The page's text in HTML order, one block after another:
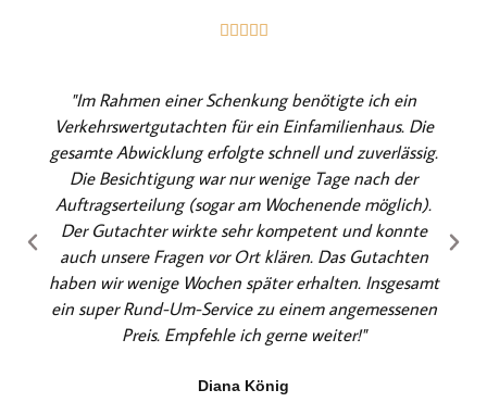
    B
e
r
t
e
t
m
i
t
5
v
n
"Im Rahmen einer Schenkung benötigte ich ein
Verkehrswertgutachten für ein Einfamilienhaus. Die
gesamte Abwicklung erfolgte schnell und zuverlässig.
Die Besichtigung war nur wenige Tage nach der
Auftragserteilung (sogar am Wochenende möglich).
Der Gutachter wirkte sehr kompetent und konnte
auch unsere Fragen vor Ort klären. Das Gutachten
haben wir wenige Wochen später erhalten. Insgesamt
ein super Rund-Um-Service zu einem angemessenen
Preis. Empfehle ich gerne weiter!"
Diana König